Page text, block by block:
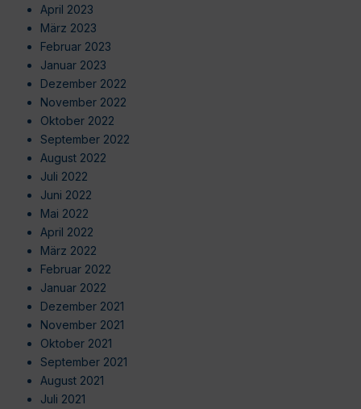
April 2023
März 2023
Februar 2023
Januar 2023
Dezember 2022
November 2022
Oktober 2022
September 2022
August 2022
Juli 2022
Juni 2022
Mai 2022
April 2022
März 2022
Februar 2022
Januar 2022
Dezember 2021
November 2021
Oktober 2021
September 2021
August 2021
Juli 2021